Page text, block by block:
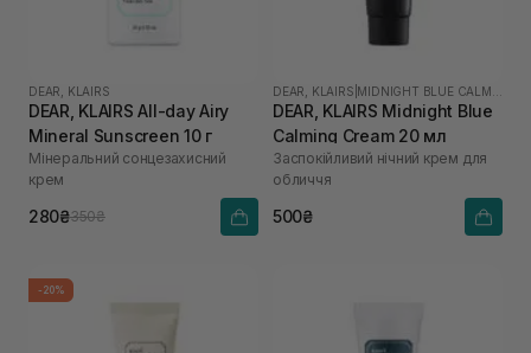
DEAR, KLAIRS
DEAR, KLAIRS All-day Airy
Mineral Sunscreen 10 г
Мінеральний сонцезахисний
крем
280₴350₴
DEAR, KLAIRS
DEAR, KLAIRS Midnight Blue
Calming Cream 20 мл
Заспокійливий нічний крем для
обличчя
500₴
-20%